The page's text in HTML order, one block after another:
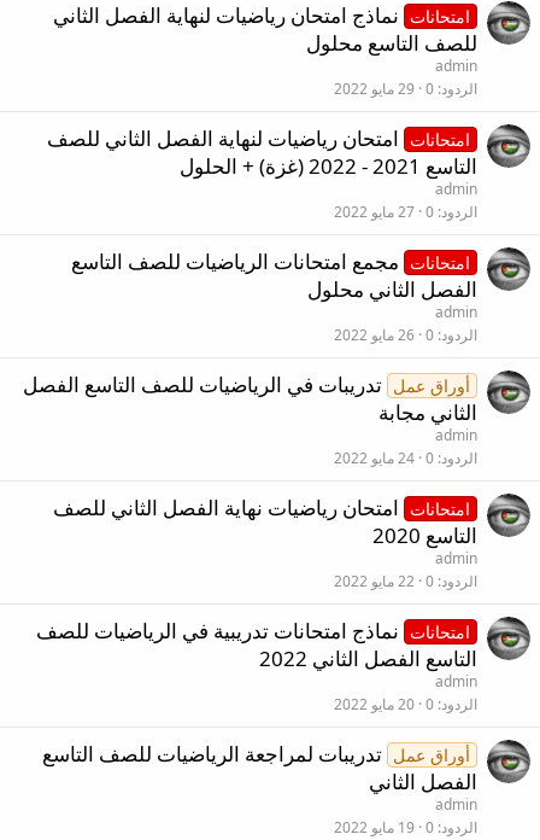
امتحانات نماذج امتحان رياضيات لنهاية الفصل الثاني
للصف التاسع محلول
admin
الردود 0 29 مايو 2022
امتحانات امتحان رياضيات لنهاية الفصل الثاني للصف
التاسع 2021 - 2022 (غزة) + الحلول
admin
الردود 0 27 مايو 2022
امتحانات مجمع امتحانات الرياضيات للصف التاسع
الفصل الثاني محلول
admin
الردود 0 26 مايو 2022
أوراق عمل تدريبات في الرياضيات للصف التاسع الفصل
الثاني مجابة
admin
الردود 0 24 مايو 2022
امتحانات امتحان رياضيات نهاية الفصل الثاني للصف
التاسع 2020
admin
الردود 0 22 مايو 2022
امتحانات نماذج امتحانات تدريبية في الرياضيات للصف
التاسع الفصل الثاني 2022
admin
الردود 0 20 مايو 2022
أوراق عمل تدريبات لمراجعة الرياضيات للصف التاسع
الفصل الثاني
admin
الردود 0 19 مايو 2022